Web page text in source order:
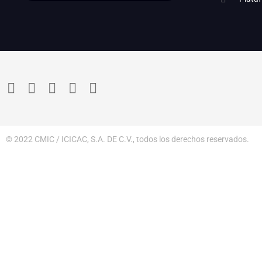
© 2022 CMIC / ICICAC, S.A. DE C.V., todos los derechos reservados.